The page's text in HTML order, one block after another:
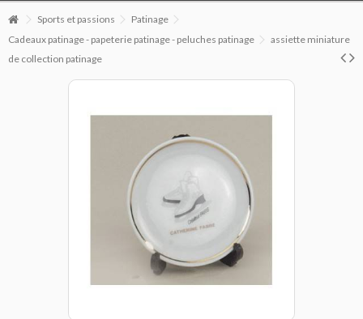
Sports et passions
Patinage
Cadeaux patinage - papeterie patinage - peluches patinage
assiette miniature
de collection patinage